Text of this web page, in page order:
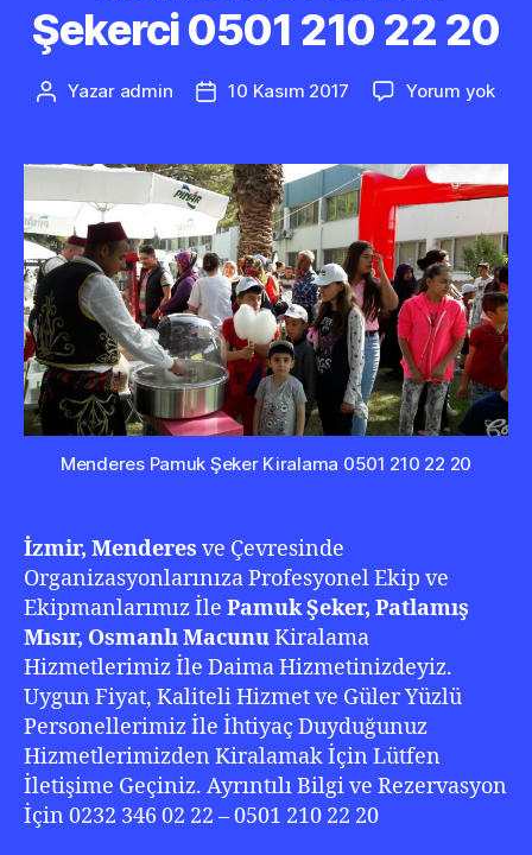
Şekerci 0501 210 22 20
Yazının
Yazar admin
Yazı10 Kasım 2017 Yorum yok
210
20
Menderes Pamuk Şeker Kiralama 0501 210 22 20
İzmir, Menderes ve Çevresinde
Organizasyonlarınıza Profesyonel Ekip ve
Ekipmanlarımız İle Pamuk Şeker, Patlamış
Mısır, Osmanlı MacunuKiralama
Hizmetlerimiz İle Daima Hizmetinizdeyiz.
Uygun Fiyat, Kaliteli Hizmet ve Güler Yüzlü
Personellerimiz İle İhtiyaç Duyduğunuz
Hizmetlerimizden Kiralamak İçin Lütfen
İletişime Geçiniz. Ayrıntılı Bilgi ve Rezervasyon
İçin 0232 346 02 22 – 0501 210 22 20